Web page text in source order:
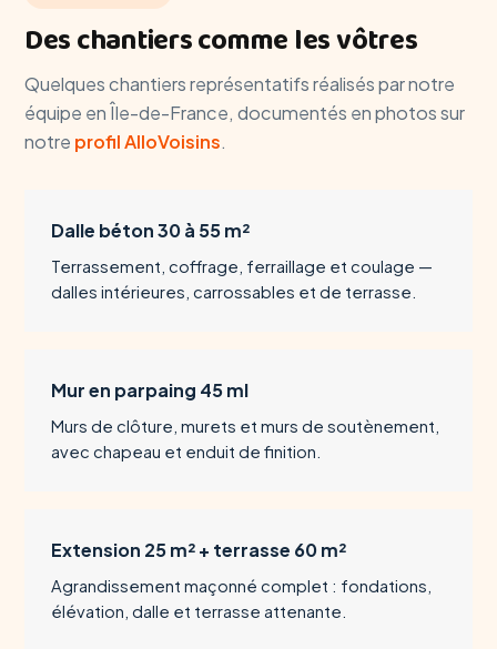
Des chantiers comme les vôtres
Quelques chantiers représentatifs réalisés par notre
équipe en Île-de-France, documentés en photos sur
notre profil AlloVoisins.
Dalle béton 30 à 55 m²
Terrassement, coffrage, ferraillage et coulage —
dalles intérieures, carrossables et de terrasse.
Mur en parpaing 45 ml
Murs de clôture, murets et murs de soutènement,
avec chapeau et enduit de finition.
Extension 25 m² + terrasse 60 m²
Agrandissement maçonné complet : fondations,
élévation, dalle et terrasse attenante.